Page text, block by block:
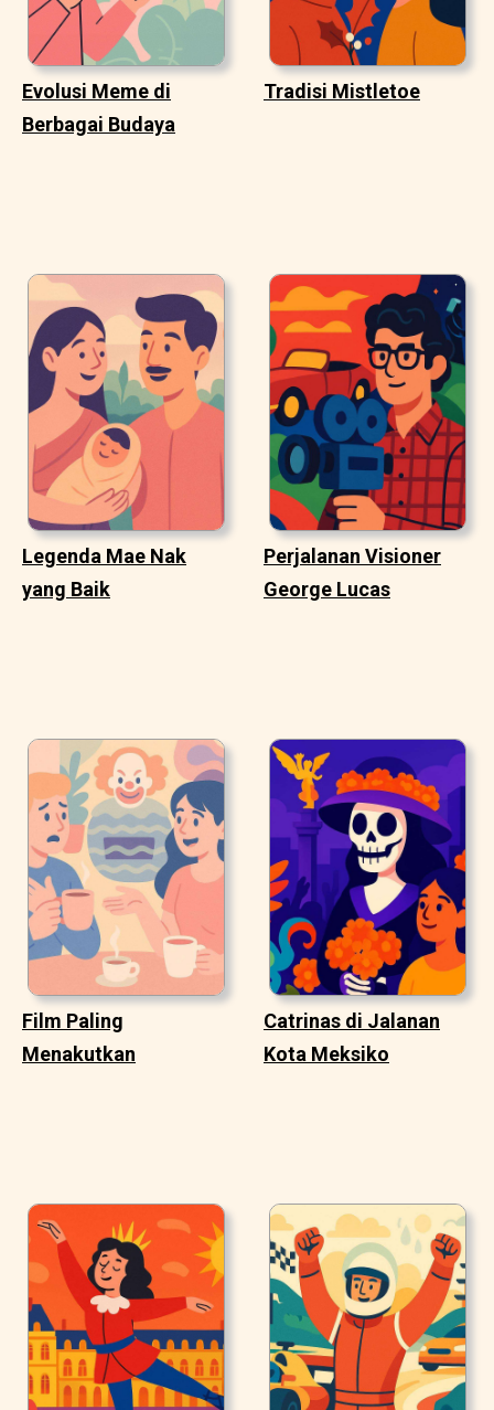
Evolusi Meme di
Berbagai Budaya
Tradisi Mistletoe
Legenda Mae Nak
yang Baik
Perjalanan Visioner
George Lucas
Film Paling
Menakutkan
Catrinas di Jalanan
Kota Meksiko